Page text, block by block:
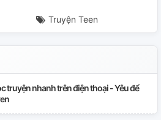
Truyện Teen
truyện nhanh trên điện thoại - Yêu để